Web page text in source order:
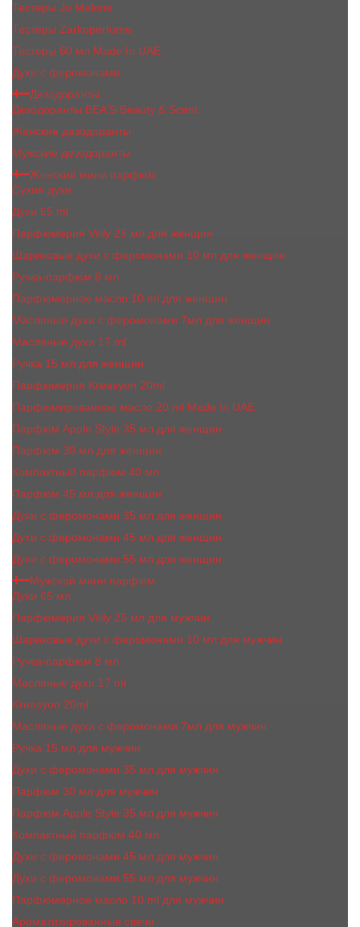
Тестеры Jо Malоnе
Тестеры Zarkoperfume
Тестеры 60 мл Made In UAE
Духи с феромонами
Дезодоранты
Дезодоранты BEA'S Beauty & Scent
Женские дезодоранты
Мужские дезодоранты
Женский мини парфюм
Сухие духи
Духи 65 ml
Парфюмерия Vilily 25 мл для женщин
Шариковые духи с феромонами 10 мл для женщин
Ручка-парфюм 8 мл
Парфюмерное масло 10 ml для женщин
Масляные духи c феромонами 7мл для женщин
Масляные духи 17 ml
Ручка 15 мл для женщин
Парфюмерия Kreasyon 20ml
Парфюмированное масло 20 ml Made In UAE
Парфюм Apple Style 35 мл для женщин
Парфюм 30 мл для женщин
Компактный парфюм 40 мл
Парфюм 45 мл для женщин
Духи с феромонами 35 мл для женщин
Духи с феромонами 45 мл для женщин
Духи с феромонами 55 мл для женщин
Мужской мини парфюм
Духи 65 мл
Парфюмерия Vilily 25 мл для мужчин
Шариковые духи с феромонами 10 мл для мужчин
Ручка-парфюм 8 мл
Масляные духи 17 ml
Kreasyon 20ml
Масляные духи c феромонами 7мл для мужчин
Ручка 15 мл для мужчин
Духи с феромонами 35 мл для мужчин
Парфюм 30 мл для мужчин
Парфюм Apple Style 35 мл для мужчин
Компактный парфюм 40 мл
Духи с феромонами 45 мл для мужчин
Духи с феромонами 55 мл для мужчин
Парфюмерное масло 10 ml для мужчин
Ароматизированные свечи